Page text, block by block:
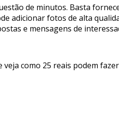
de minutos. Basta
adicionar fotos de alta
e mensagens de
como 25 reais podem